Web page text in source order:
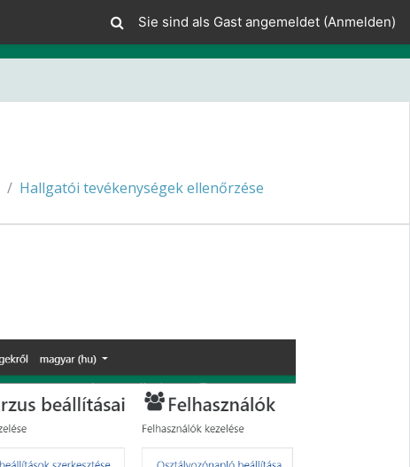
Sie sind als Gast angemeldet (Anmelden)
Hallgatói tevékenységek ellenőrzése